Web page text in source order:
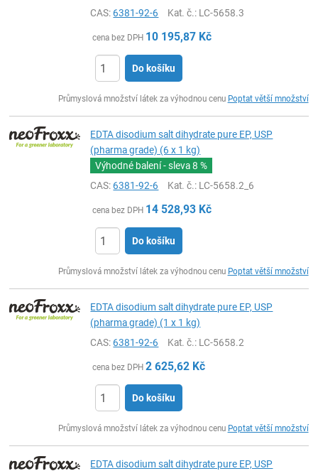
CAS:6381-92-6 Kat. č.: LC-5658.3
cena bez DPH 10 195,87 Kč
Do košíku
Průmyslová množství látek za výhodnou cenu Poptat větší množství
EDTA disodium salt dihydrate pure EP, USP
(pharma grade) (6 x 1 kg)
Výhodné balení - sleva8 %
CAS:6381-92-6 Kat. č.: LC-5658.2_6
cena bez DPH 14 528,93 Kč
Do košíku
Průmyslová množství látek za výhodnou cenu Poptat větší množství
EDTA disodium salt dihydrate pure EP, USP
(pharma grade) (1 x 1 kg)
CAS:6381-92-6 Kat. č.: LC-5658.2
cena bez DPH 2 625,62 Kč
Do košíku
Průmyslová množství látek za výhodnou cenu Poptat větší množství
EDTA disodium salt dihydrate pure EP, USP